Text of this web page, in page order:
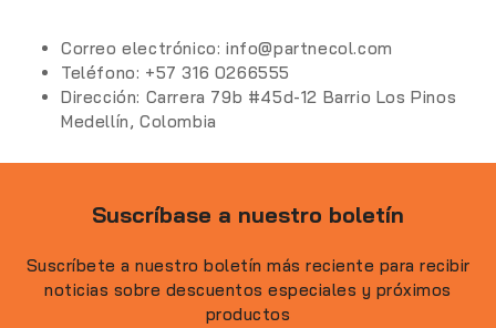
Correo electrónico: info@partnecol.com
Teléfono: ‪+57 316 0266555‬
Dirección: Carrera 79b #45d-12 Barrio Los Pinos
Medellín, Colombia
Suscríbase a nuestro boletín
Suscríbete a nuestro boletín más reciente para recibir
noticias sobre descuentos especiales y próximos
productos